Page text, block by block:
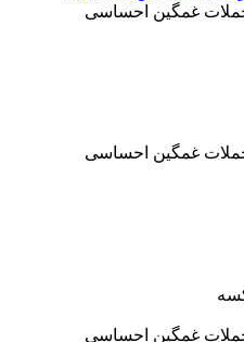
غمگین احساسی
غمگین احساسی
غمگین احساسی